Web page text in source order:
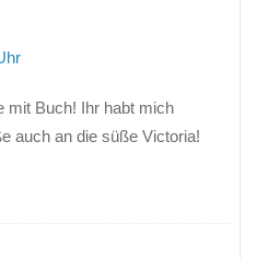
mit Buch! Ihr habt mich
auch an die süße Victoria!